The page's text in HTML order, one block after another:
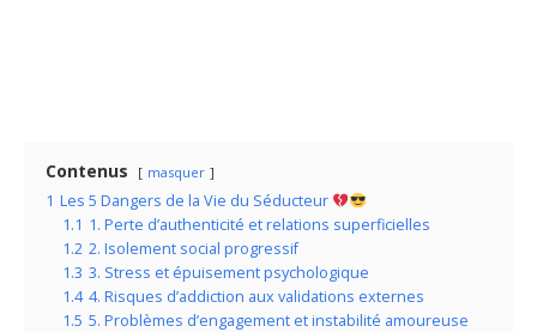
Contenus masquer
1 Les 5 Dangers de la Vie du Séducteur
1.1 1. Perte d’authenticité et relations superficielles
1.2 2. Isolement social progressif
1.3 3. Stress et épuisement psychologique
1.4 4. Risques d’addiction aux validations externes
1.5 5. Problèmes d’engagement et instabilité amoureuse